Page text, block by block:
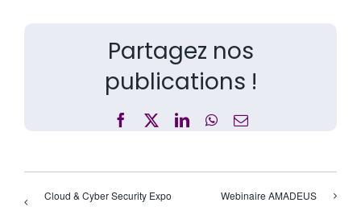
Partagez nos
publications !
Facebook
X LinkedInWhatsApp
Email
Cloud & Cyber Security Expo Webinaire AMADEUS